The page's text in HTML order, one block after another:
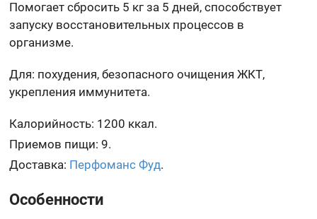
Помогает сбросить 5 кг за 5 дней, способствует
запуску восстановительных процессов в
организме.
Для: похудения, безопасного очищения ЖКТ,
укрепления иммунитета.
Калорийность: 1200 ккал.
Приемов пищи: 9.
Доставка: Перфоманс Фуд.
Особенности